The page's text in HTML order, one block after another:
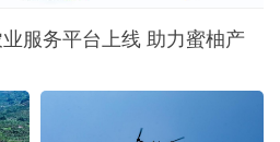
服务平台上线 助力蜜柚产